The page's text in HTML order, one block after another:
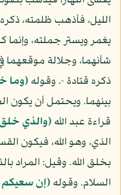
الليل، فأذهب ظلمته،
يغمر ويستر جملته، وإنما
شأنهما، وجلالة موقعهما
ذكره قتادة -. وقوله(وما
بينهما. ويحتمل أن يكون
قراءة عبد الله(والذي خلق
الذي، وهو الله، فيكون
بخلق الله. وقيل: المراد
السلام. وقوله(إن